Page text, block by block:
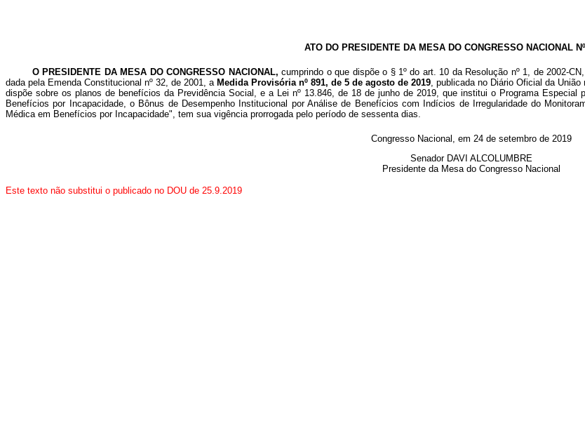
ATO DO PRESIDENTE DA MESA DO CONGRESSO NACIONAL
O PRESIDENTE DA MESA DO CONGRESSO NACIONAL, cumprindo o que dispõe o § 1º do art. 10 da Resolução nº 1, de 2002-
dada pela Emenda Constitucional nº 32, de 2001, a Medida Provisória nº 891, de 5 de agosto de 2019, publicada no Diário Oficial da
dispõe sobre os planos de benefícios da Previdência Social, e a Lei nº 13.846, de 18 de junho de 2019, que institui o Programa
Benefícios por Incapacidade, o Bônus de Desempenho Institucional por Análise de Benefícios com Indícios de Irregularidade do
Médica em Benefícios por Incapacidade", tem sua vigência prorrogada pelo período de sessenta dias.
Congresso Nacional, em 24 de setembro de 2019
Senador DAVI ALCOLUMBRE
Presidente da Mesa do Congresso Nacional
Este texto não substitui o publicado no DOU de 25.9.2019